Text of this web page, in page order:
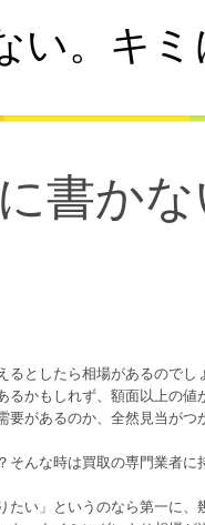
。キミ
書か
としたら相場があるのでし
かもしれず、額面以上の
があるのか、全然見当がつ
んな時は買取の専門業者に
い」というのなら第一に、